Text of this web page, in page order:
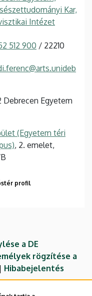
Kar,
Intézet
512 900 / 22210
Debrecen Egyetem
(Egyetem téri
, 2. emelet,
profil
a DE
rögzítése a
| Hibabejelentés